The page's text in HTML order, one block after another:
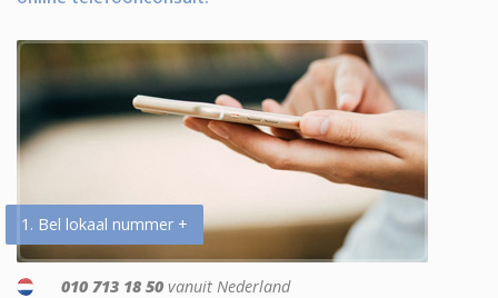
1. Bel lokaal nummer +
010 713 18 50 vanuit Nederland